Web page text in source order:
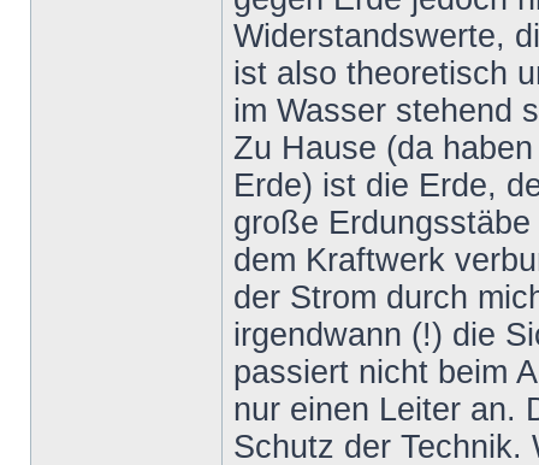
Widerstandswerte,
ist also theoretisch
im Wasser stehend
Zu Hause (da
Erde) ist die Erde,
große
dem Kraftwerk
der Strom durch
irgendwann (!) die
passiert nicht beim
nur einen Leiter an.
Schutz der Technik.